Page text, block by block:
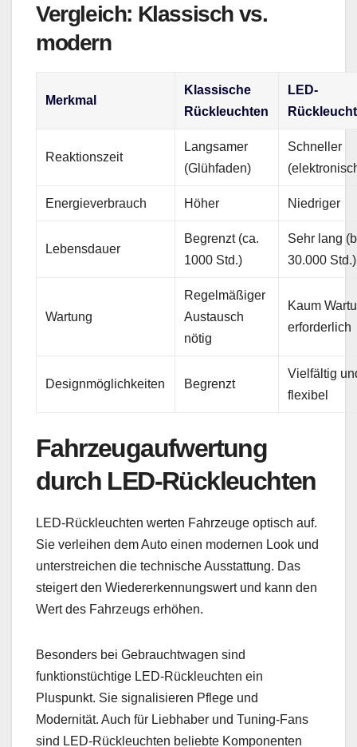
Vergleich: Klassisch vs.
modern
Merkmal
Klassische
Rückleuchten
LED-
Reaktionszeit
Langsamer
(Glühfaden)
Schneller
Energieverbrauch Höher Niedriger
Lebensdauer
Begrenzt (ca.
1000 Std.)
Sehr lang
30.000 Std.)
Wartung
Regelmäßiger
Austausch
nötig
Kaum
erforderlich
Designmöglichkeiten Begrenzt
Vielfältig
flexibel
Fahrzeugaufwertung
durch LED-Rückleuchten
LED-Rückleuchten werten Fahrzeuge optisch auf.
Sie verleihen dem Auto einen modernen Look und
unterstreichen die technische Ausstattung. Das
steigert den Wiedererkennungswert und kann den
Wert des Fahrzeugs erhöhen.
Besonders bei Gebrauchtwagen sind
funktionstüchtige LED-Rückleuchten ein
Pluspunkt. Sie signalisieren Pflege und
Modernität. Auch für Liebhaber und Tuning-Fans
sind LED-Rückleuchten beliebte Komponenten